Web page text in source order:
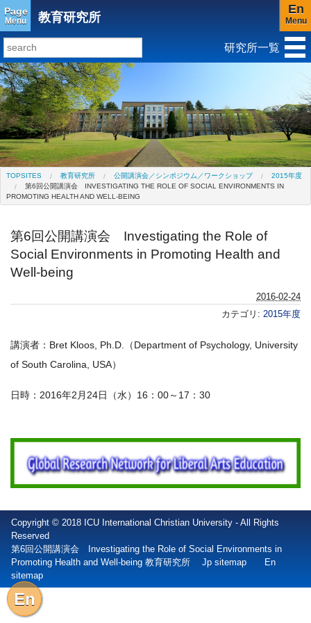
Page
Menu 教育研究所
En
Menu
研究所トップ 教育研究所
キリスト教と文化研究所 アジア文化研究所
平和研究所 ジェンダー研究センター
研究所一覧
En
TOPSITES 教育研究所 公開講演会／シンポジウム／ワークショップ
2015年度
第6回公開講演会 INVESTIGATING THE ROLE OF SOCIAL ENVIRONMENTS IN
PROMOTING HEALTH AND WELL-BEING
第6回公開講演会 Investigating the Role of
Social Environments in Promoting Health and
Well-being
2016-02-24
カテゴリ: 2015年度
講演者：Bret Kloos, Ph.D.（Department of Psychology, University
of South Carolina, USA）
日時：2016年2月24日（水）16：00～17：30
Copyright © 2018 ICU International Christian University - All Rights
Reserved
第6回公開講演会 Investigating the Role of Social Environments in
Promoting Health and Well-being 教育研究所 Jp sitemap
En
sitemap